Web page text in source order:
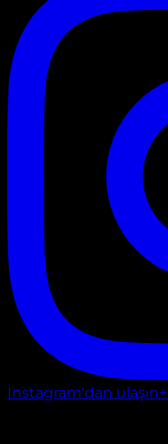
Instagram'dan ulaşın